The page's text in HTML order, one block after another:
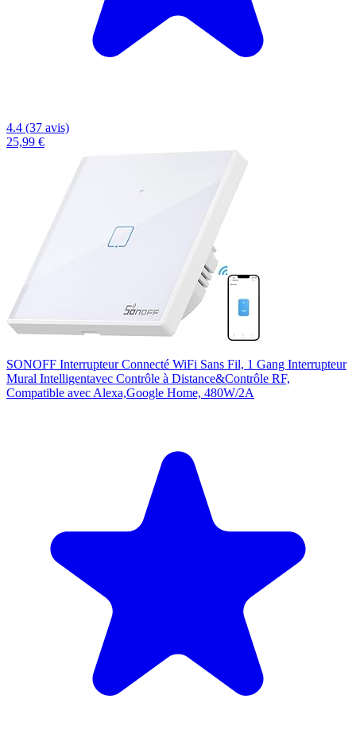
4.4 (37 avis)
25,99 €
SONOFF Interrupteur Connecté WiFi Sans Fil, 1 Gang Interrupteur
Mural Intelligentavec Contrôle à Distance&Contrôle RF,
Compatible avec Alexa,Google Home, 480W/2A